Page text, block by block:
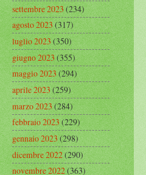
settembre 2023(234)
agosto 2023(317)
luglio 2023(350)
giugno 2023(355)
maggio 2023(294)
aprile 2023(259)
marzo 2023(284)
febbraio 2023(229)
gennaio 2023(298)
dicembre 2022(290)
novembre 2022(363)